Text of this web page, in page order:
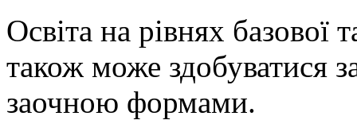
Освіта на рівнях базової
також може здобуватися
заочною формами.